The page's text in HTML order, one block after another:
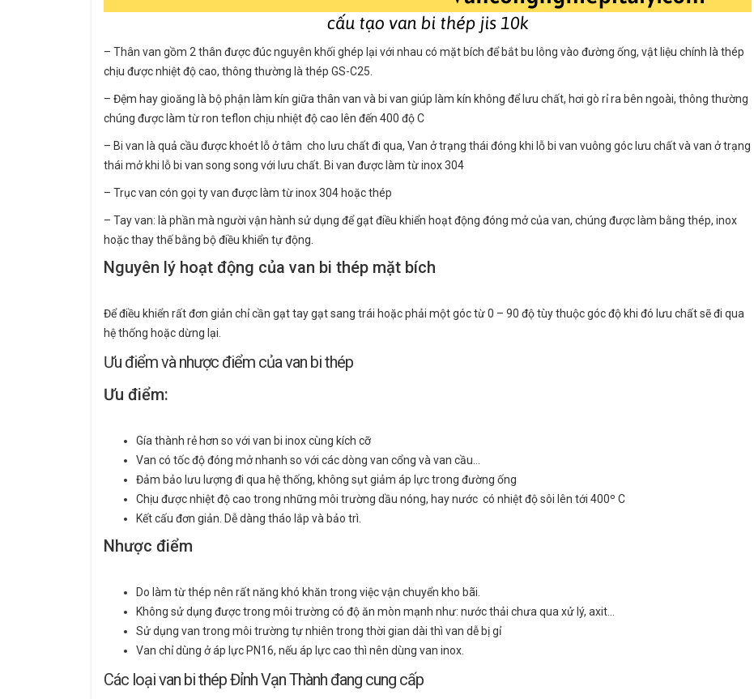
– Thân van gồm 2 thân được đúc nguyên khối ghép lại với nhau có mặt bích để bắt bu lông vào đường ống, vật liệu chính là thép
chịu được nhiệt độ cao, thông thường là thép GS-C25.
– Đệm hay gioăng là bộ phận làm kín giữa thân van và bi van giúp làm kín không để lưu chất, hơi gò rỉ ra bên ngoài, thông thường
chúng được làm từ ron teflon chịu nhiệt độ cao lên đến 400 độ C
– Bi van là quả cầu được khoét lỗ ở tâm cho lưu chất đi qua, Van ở trạng thái đóng khi lỗ bi van vuông góc lưu chất và van ở trạng
thái mở khi lỗ bi van song song với lưu chất. Bi van được làm từ inox 304
– Trục van cón gọi ty van được làm từ inox 304 hoặc thép
– Tay van: là phần mà người vận hành sử dụng để gạt điều khiển hoạt động đóng mở của van, chúng được làm bằng thép, inox
hoặc thay thế bằng bộ điều khiển tự động.
Nguyên lý hoạt động của van bi thép mặt bích
Để điều khiển rất đơn giản chỉ cần gạt tay gạt sang trái hoặc phải một góc từ 0 – 90 độ tùy thuộc góc độ khi đó lưu chất sẽ đi qua
hệ thống hoặc dừng lại.
Ưu điểm và nhược điểm của van bi thép
Ưu điểm:
Gía thành rẻ hơn so với van bi inox cùng kích cỡ
Van có tốc độ đóng mở nhanh so với các dòng van cổng và van cầu…
Đảm bảo lưu lượng đi qua hệ thống, không sụt giảm áp lực trong đường ống
Chịu được nhiệt độ cao trong những môi trường dầu nóng, hay nước có nhiệt độ sôi lên tới 400º C
Kết cấu đơn giản. Dễ dàng tháo lắp và bảo trì.
Nhược điểm
Do làm từ thép nên rất năng khó khăn trong việc vận chuyển kho bãi.
Không sử dụng được trong môi trường có độ ăn mòn mạnh như: nước thải chưa qua xử lý, axit…
Sử dụng van trong môi trường tự nhiên trong thời gian dài thì van dễ bị gỉ
Van chỉ dùng ở áp lực PN16, nếu áp lực cao thì nên dùng van inox.
Các loại van bi thép Đỉnh Vạn Thành đang cung cấp